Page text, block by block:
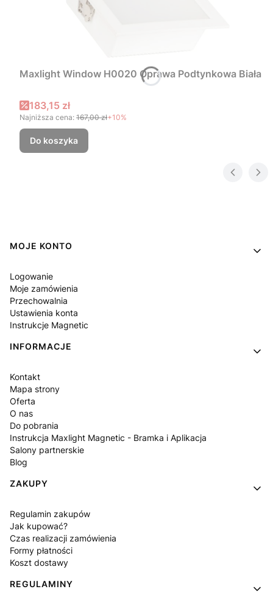
Maxlight Window H0020 Oprawa Podtynkowa Biała
Cena promocyjna
183,15 zł
Najniższa cena: 167,00 zł+10%
Do koszyka
Linki w stopce
MOJE KONTO
Logowanie
Moje zamówienia
Przechowalnia
Ustawienia konta
Instrukcje Magnetic
INFORMACJE
Kontakt
Mapa strony
Oferta
O nas
Do pobrania
Instrukcja Maxlight Magnetic - Bramka i Aplikacja
Salony partnerskie
Blog
ZAKUPY
Regulamin zakupów
Jak kupować?
Czas realizacji zamówienia
Formy płatności
Koszt dostawy
REGULAMINY